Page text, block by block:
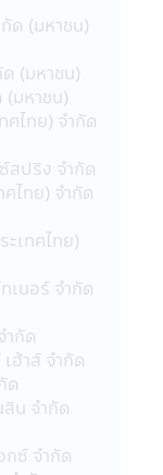
ยลงทุน
น
ที่มียอด
บาทขึ้นไป
ร สำหรับ
นต่ำกว่า
ที่ 23
ะกาศ
งทุนใน
ทุนรวม
ยลงทุน
นไปตาม
ออกตาม
กเว้น
ยเป็นไป
ด (มหาชน)
(มหาชน)
มหาชน)
ศไทย) จำกัด
สปริง จำกัด
ไทย) จำกัด
เทศไทย)
เนอร์ จำกัด
กัด
ฮ้าส์ จำกัด
ด
น จำกัด
กซ์ จำกัด